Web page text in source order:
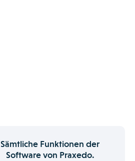
Sämtliche Funktionen der
Software von Praxedo.